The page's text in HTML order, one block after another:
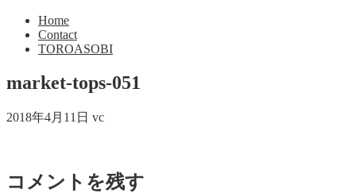
Home
Contact
TOROASOBI
market-tops-051
2018年4月11日 vc
コメントを残す